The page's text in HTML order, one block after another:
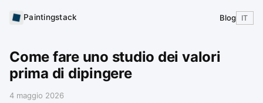
Paintingstack Blog IT
Come fare uno studio dei valori
prima di dipingere
4 maggio 2026